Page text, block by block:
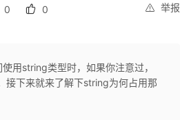
举报
0 0
用string类型时，如果你注意过，
接下来就来了解下string为何占用那